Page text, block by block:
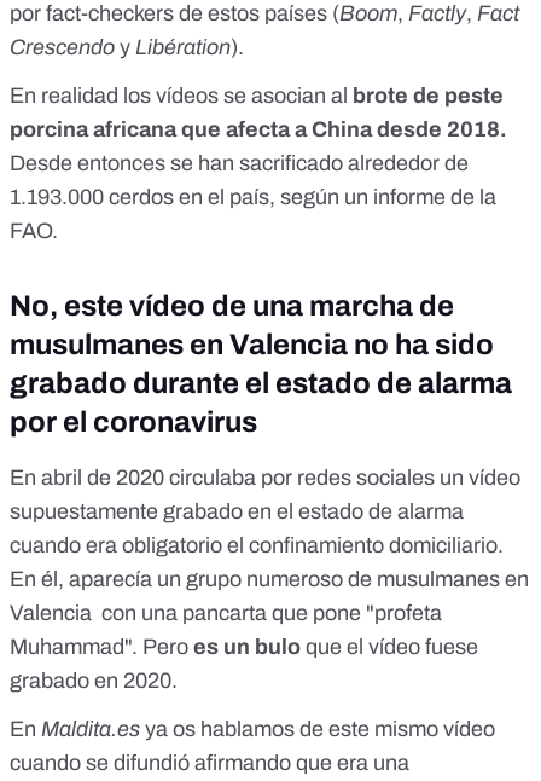
por fact-checkers de estos países (Boom, Factly, Fact
Crescendo y Libération).
En realidad los vídeos se asocian al brote de peste
porcina africana que afecta a China desde 2018.
Desde entonces se han sacrificado alrededor de
1.193.000 cerdos en el país, según un informe de la
FAO.
No, este vídeo de una marcha de
musulmanes en Valencia no ha sido
grabado durante el estado de alarma
por el coronavirus
En abril de 2020 circulaba por redes sociales un vídeo
supuestamente grabado en el estado de alarma
cuando era obligatorio el confinamiento domiciliario.
En él, aparecía un grupo numeroso de musulmanes en
Valencia con una pancarta que pone "profeta
Muhammad". Pero es un bulo que el vídeo fuese
grabado en 2020.
En Maldita.es ya os hablamos de este mismo vídeo
cuando se difundió afirmando que era una